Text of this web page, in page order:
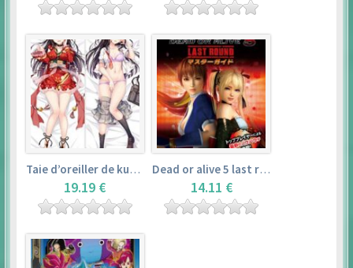
Taie d’oreiller de kurosawa dia (160x50cm) – love live! sunshine!!
19.19 €
Dead or alive 5 last round master guide
14.11 €